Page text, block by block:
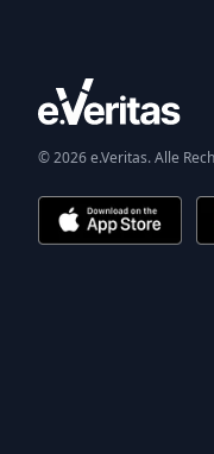
© 2026 e.Veritas. Alle